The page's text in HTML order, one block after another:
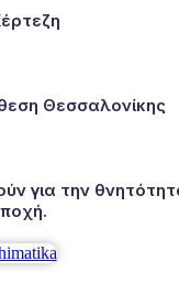
Θεσσαλονίκης
την